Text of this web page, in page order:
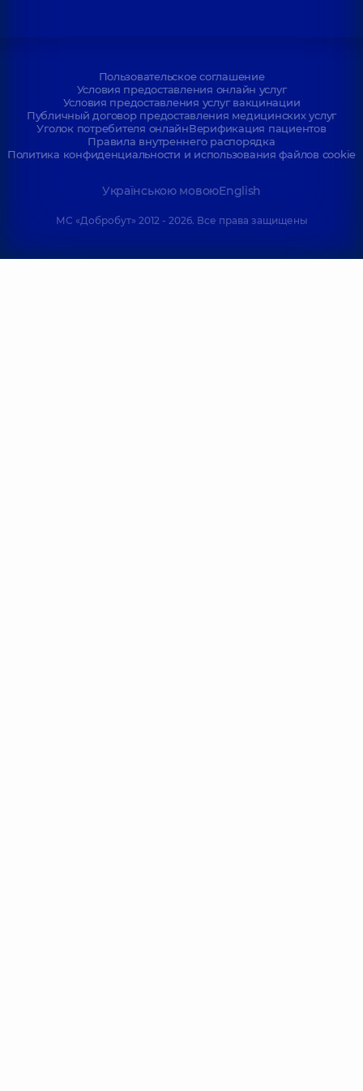
Пользовательское соглашение
Условия предоставления онлайн услуг
Условия предоставления услуг вакцинации
Публичный договор предоставления медицинских услуг
Уголок потребителя онлайнВерификация пациентов
Правила внутреннего распорядка
Политика конфиденциальности и использования файлов cookie
Українською мовоюEnglish
МС «Добробут» 2012 - 2026. Все права защищены